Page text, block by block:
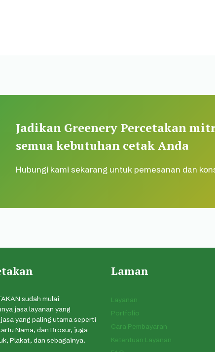
Jadikan Greenery Percetakan
semua kebutuhan cetak Anda
Hubungi kami sekarang untuk pemesanan dan
sudah mulai
jasa layanan yang
yang paling utama seperti
Nama, dan Brosur, juga
Plakat, dan sebagainya.
Laman
Layanan
Portfolio
Cara Pembayaran
Ketentuan Layanan